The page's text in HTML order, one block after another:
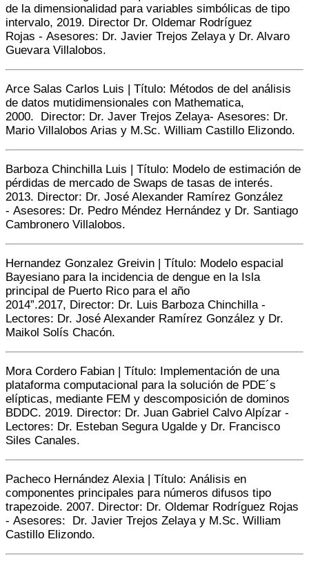
de la dimensionalidad para variables simbólicas de tipo
intervalo, 2019. Director Dr. Oldemar Rodríguez
Rojas - Asesores: Dr. Javier Trejos Zelaya y Dr. Alvaro
Guevara Villalobos.
Arce Salas Carlos Luis | Título: Métodos de del análisis
de datos mutidimensionales con Mathematica,
2000. Director: Dr. Javer Trejos Zelaya- Asesores: Dr.
Mario Villalobos Arias y M.Sc. William Castillo Elizondo.
Barboza Chinchilla Luis | Título: Modelo de estimación de
pérdidas de mercado de Swaps de tasas de interés.
2013. Director: Dr. José Alexander Ramírez González
- Asesores: Dr. Pedro Méndez Hernández y Dr. Santiago
Cambronero Villalobos.
Hernandez Gonzalez Greivin | Título: Modelo espacial
Bayesiano para la incidencia de dengue en la Isla
principal de Puerto Rico para el año
2014”.2017, Director: Dr. Luis Barboza Chinchilla -
Lectores: Dr. José Alexander Ramírez González y Dr.
Maikol Solís Chacón.
Mora Cordero Fabian | Título: Implementación de una
plataforma computacional para la solución de PDE´s
elípticas, mediante FEM y descomposición de dominos
BDDC. 2019. Director: Dr. Juan Gabriel Calvo Alpízar -
Lectores: Dr. Esteban Segura Ugalde y Dr. Francisco
Siles Canales.
Pacheco Hernández Alexia | Título: Análisis en
componentes principales para números difusos tipo
trapezoide. 2007. Director: Dr. Oldemar Rodríguez Rojas
- Asesores: Dr. Javier Trejos Zelaya y M.Sc. William
Castillo Elizondo.